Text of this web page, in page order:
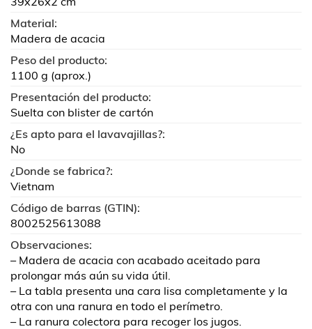
Material:
Madera de acacia
Peso del producto:
1100 g (aprox.)
Presentación del producto:
Suelta con blister de cartón
¿Es apto para el lavavajillas?:
No
¿Donde se fabrica?:
Vietnam
Código de barras (GTIN):
8002525613088
Observaciones:
– Madera de acacia con acabado aceitado para
prolongar más aún su vida útil.
– La tabla presenta una cara lisa completamente y la
otra con una ranura en todo el perímetro.
– La ranura colectora para recoger los jugos.